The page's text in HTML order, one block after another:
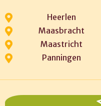
Heerlen
Maasbracht
Maastricht
Panningen